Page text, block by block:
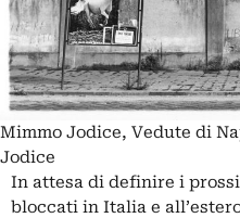
Mimmo Jodice, Vedute di
Jodice
In attesa di definire i
bloccati in Italia e